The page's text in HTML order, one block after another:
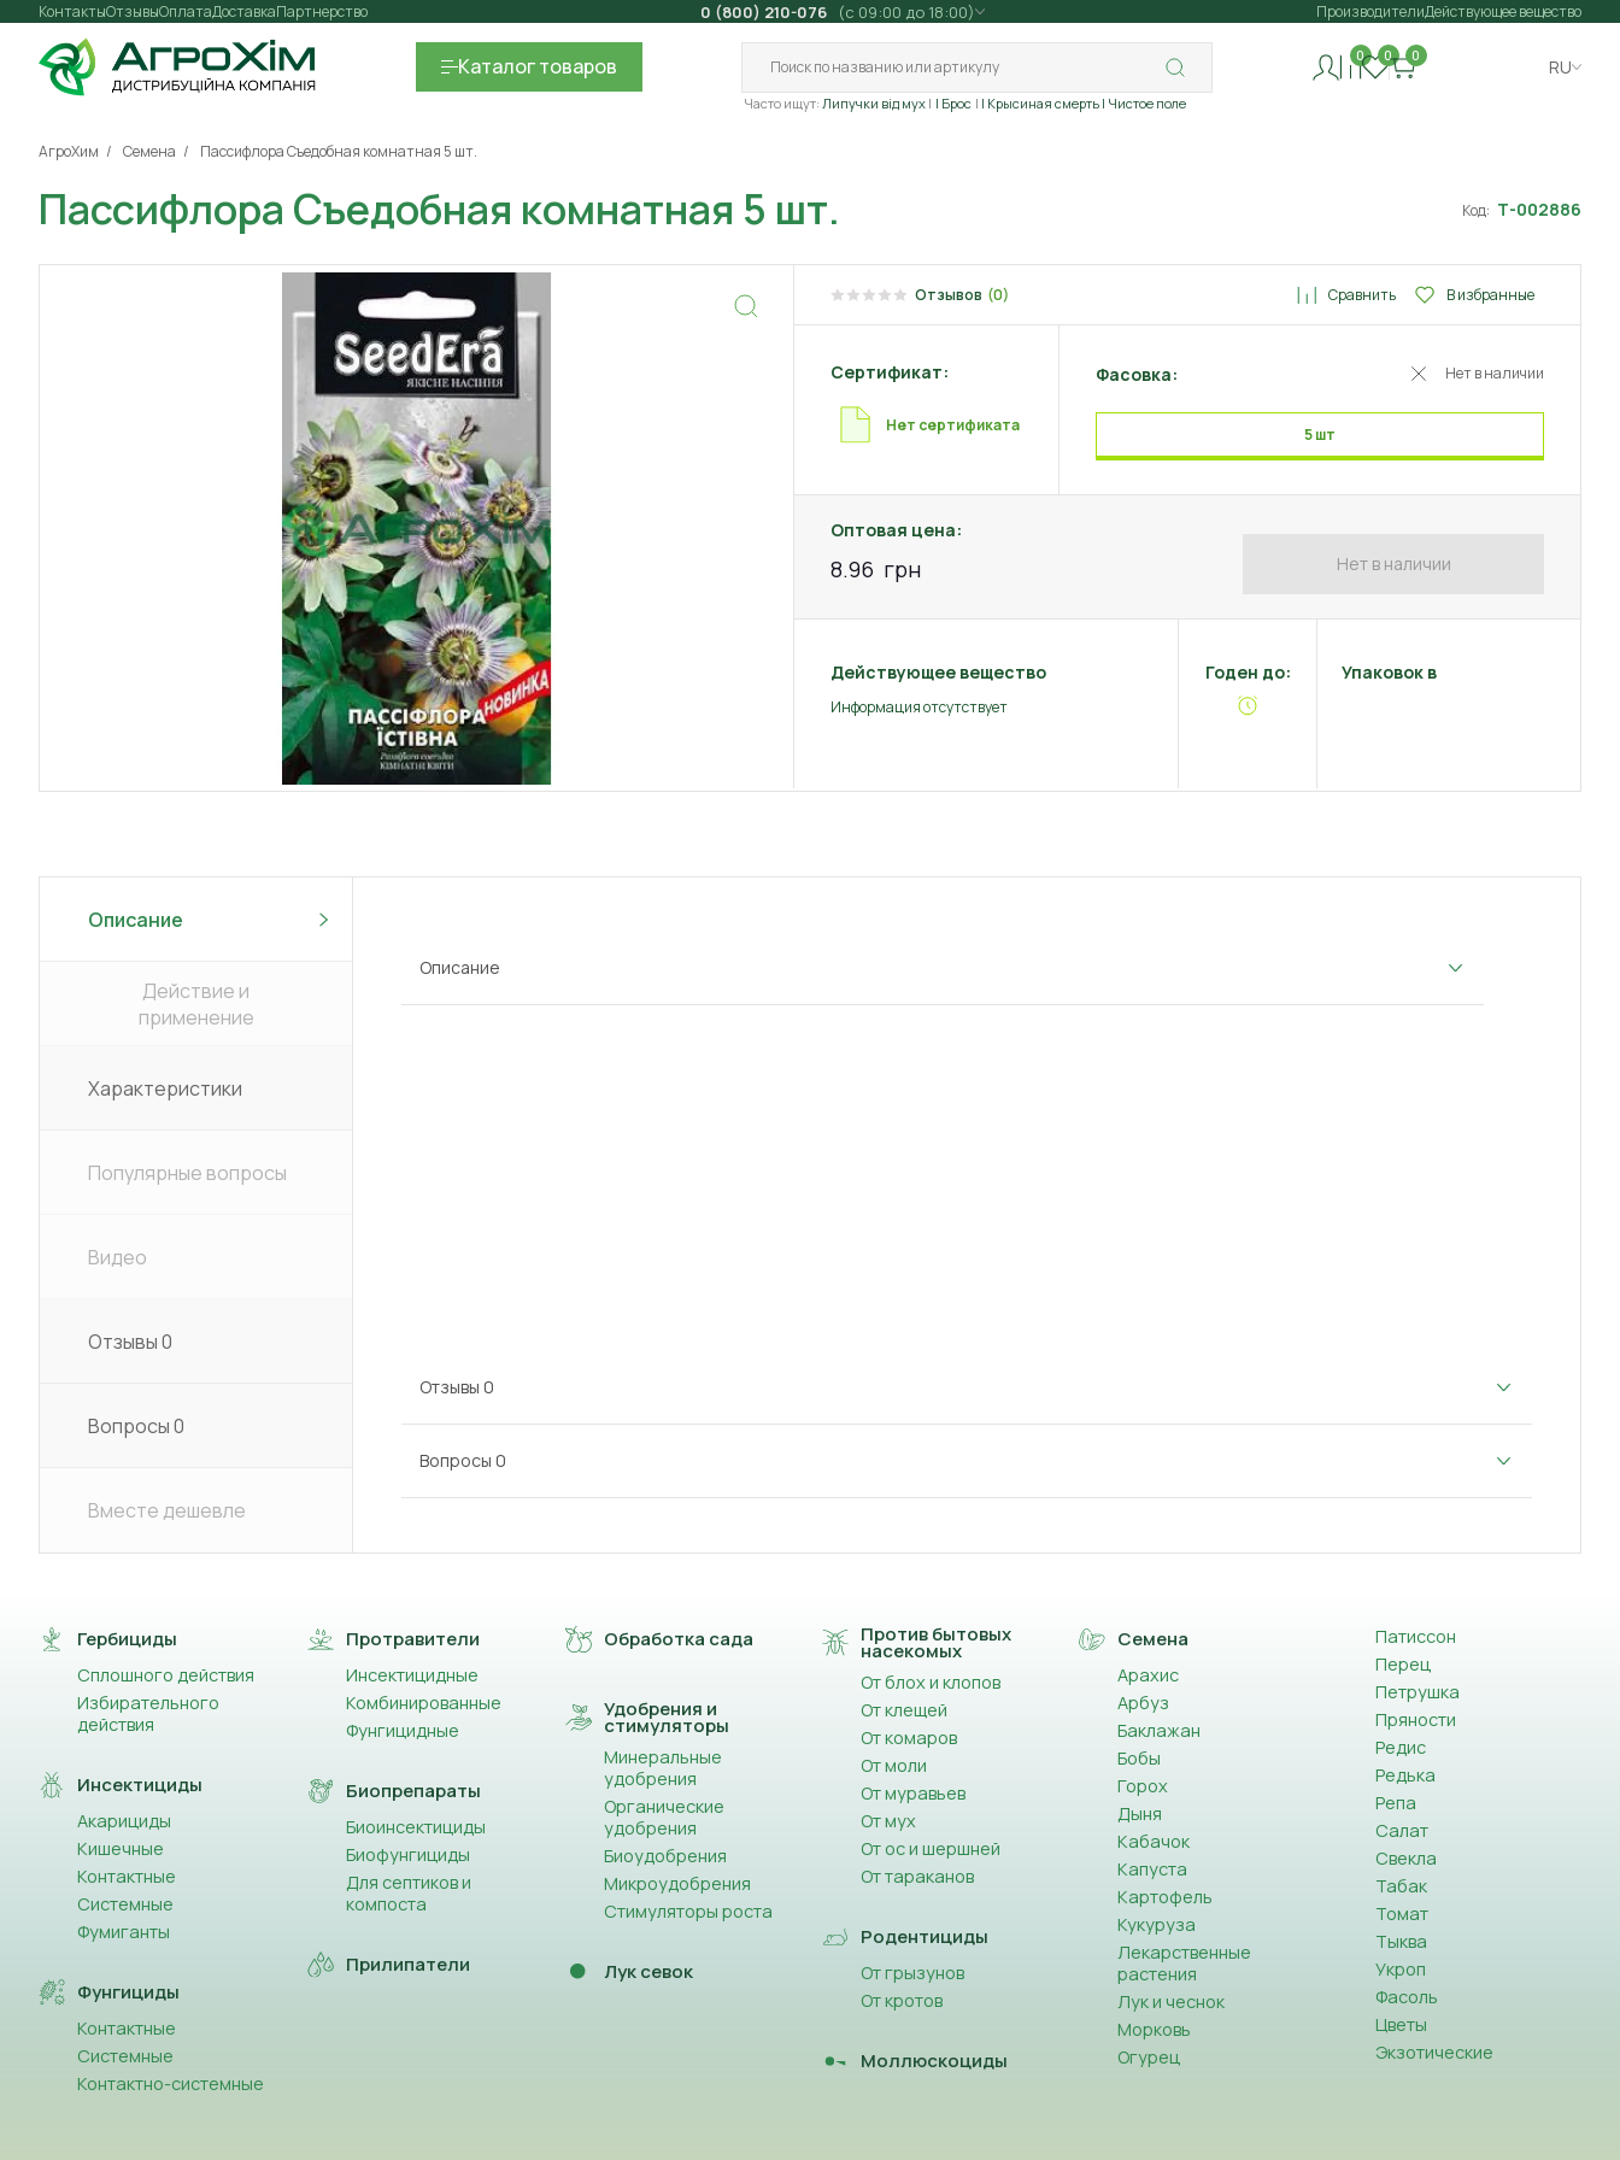
Контакты Оплата
Отзывы ДоставкаПартнерство 0 (800) 210-076 (с 09:00 до 18:00) ПроизводителиДействующее вещество
Каталогтоваров
Часто ищут: Липучки від мух | Брос | Крысиная смерть | Чистое поле
0 0 0
RU
АгроХим Семена Пассифлора Съедобная комнатная 5 шт.
Пассифлора Съедобная комнатная 5 шт. Код: Т-002886
Отзывов (0) Сравнить В избранные
Сертификат:
Нет сертификата
Фасовка: Нет в наличии
5 шт
Оптовая цена:
8.96 грн Нет в наличии
Действующее вещество
Информация отсутствует
Годен до: Упаковок в
Описание
Действие и
применение
Характеристики
Популярные вопросы
Видео
Отзывы0
Вопросы0
Вместе дешевле
Описание
Отзывы 0
Вопросы 0
Гербициды
Сплошного действия
Избирательного
действия
Инсектициды
Акарициды
Кишечные
Контактные
Системные
Фумиганты
Фунгициды
Контактные
Системные
Контактно-системные
Протравители
Инсектицидные
Комбинированные
Фунгицидные
Биопрепараты
Биоинсектициды
Биофунгициды
Для септиков и
компоста
Прилипатели
Обработка сада
Удобрения и
стимуляторы
Минеральные
удобрения
Органические
удобрения
Биоудобрения
Микроудобрения
Стимуляторы роста
Лук севок
Против бытовых
насекомых
От блох и клопов
От клещей
От комаров
От моли
От муравьев
От мух
От ос и шершней
От тараканов
Родентициды
От грызунов
От кротов
Моллюскоциды
Семена
Арахис
Арбуз
Баклажан
Бобы
Горох
Дыня
Кабачок
Капуста
Картофель
Кукуруза
Лекарственные
растения
Лук и чеснок
Морковь
Огурец
Патиссон
Перец
Петрушка
Пряности
Редис
Редька
Репа
Салат
Свекла
Табак
Томат
Тыква
Укроп
Фасоль
Цветы
Экзотические